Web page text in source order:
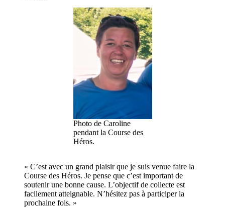
Photo de Caroline
pendant la Course des
Héros.
« C’est avec un grand plaisir que je suis venue faire la
Course des Héros. Je pense que c’est important de
soutenir une bonne cause. L’objectif de collecte est
facilement atteignable. N’hésitez pas à participer la
prochaine fois. »